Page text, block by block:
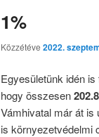
1%
Közzétéve 2022.
Egyesületünk idén
hogy összesen
Vámhivatal már át
is környezetvédelmi